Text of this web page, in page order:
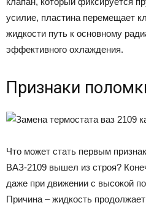
усилие, пластина перемещает
жидкости путь к основному
эффективного охлаждения.
Признаки
Что может стать первым
ВАЗ-2109 вышел из строя?
даже при движении с высокой
Причина – жидкость